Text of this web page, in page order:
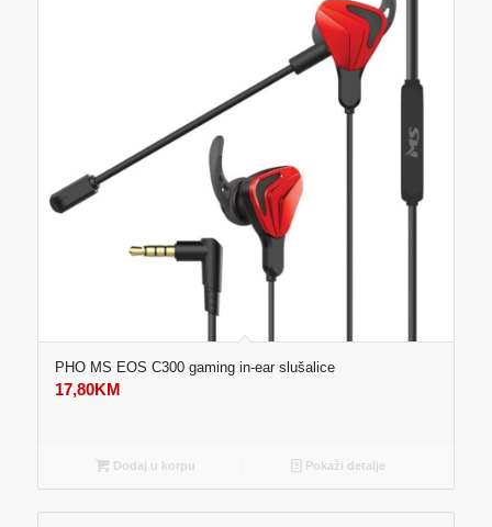
PHO MS EOS C300 gaming in-ear slušalice
17,80KM
Dodaj u korpu Pokaži detalje